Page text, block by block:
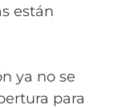
están
ya no se
para